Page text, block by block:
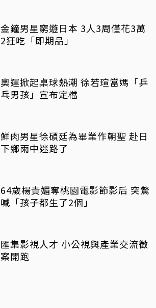
金鐘男星窮遊日本 3人3周僅花3萬
2狂吃「即期品」
奧運掀起桌球熱潮 徐若瑄當媽「乒
乓男孩」宣布定檔
鮮肉男星徐碩廷為畢業作朝聖 赴日
下鄉雨中迷路了
64歲楊貴媚奪桃園電影節影后 突驚
喊「孩子都生了2個」
匯集影視人才 小公視與產業交流徵
案開跑